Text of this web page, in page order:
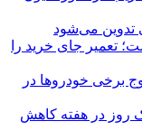
تدوین می‌شود
تعمیر جای خرید را
برخی خودروها در
روز در هفته کاهش